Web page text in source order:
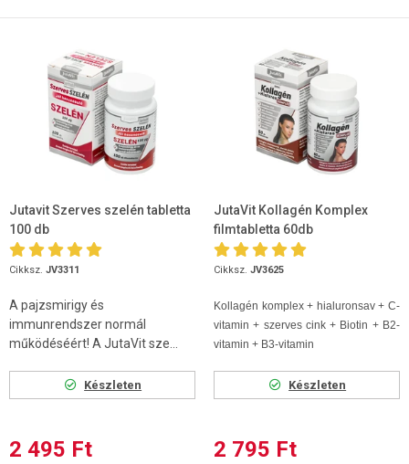
Jutavit Szerves szelén tabletta
100 db
Cikksz. JV3311
A pajzsmirigy és
immunrendszer normál
működéséért! A JutaVit sze...
Készleten
2 495 Ft
JutaVit Kollagén Komplex
filmtabletta 60db
Cikksz. JV3625
Kollagén komplex + hialuronsav + C-
vitamin + szerves cink + Biotin + B2-
vitamin + B3-vitamin
Készleten
2 795 Ft